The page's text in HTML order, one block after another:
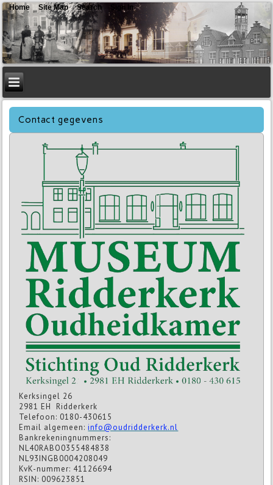
Contact gegevens
Kerksingel 26
2981 EH Ridderkerk
Telefoon: 0180-430615
Email algemeen:info@oudridderkerk.nl
Bankrekeningnummers:
NL40RABO0355484838
NL93INGB0004208049
KvK-nummer: 41126694
RSIN: 009623851
Home Site Map Search Sign In